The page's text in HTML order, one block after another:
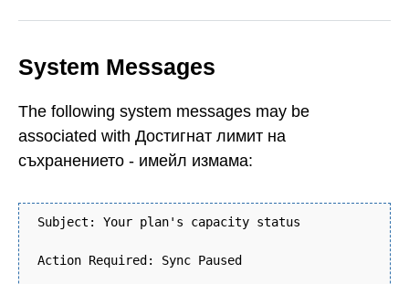
System Messages
The following system messages may be
associated with Достигнат лимит на
съхранението - имейл измама:
Subject: Your plan's capacity status
Action Required: Sync Paused